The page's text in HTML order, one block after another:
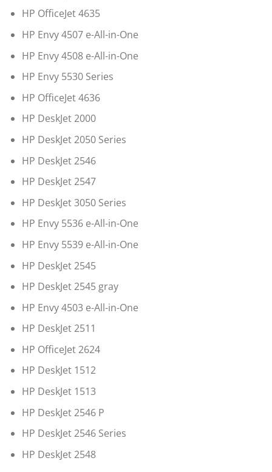
HP OfficeJet 4635
HP Envy 4507 e-All-in-One
HP Envy 4508 e-All-in-One
HP Envy 5530 Series
HP OfficeJet 4636
HP DeskJet 2000
HP DeskJet 2050 Series
HP DeskJet 2546
HP DeskJet 2547
HP DeskJet 3050 Series
HP Envy 5536 e-All-in-One
HP Envy 5539 e-All-in-One
HP DeskJet 2545
HP DeskJet 2545 gray
HP Envy 4503 e-All-in-One
HP DeskJet 2511
HP OfficeJet 2624
HP DeskJet 1512
HP DeskJet 1513
HP DeskJet 2546 P
HP DeskJet 2546 Series
HP DeskJet 2548